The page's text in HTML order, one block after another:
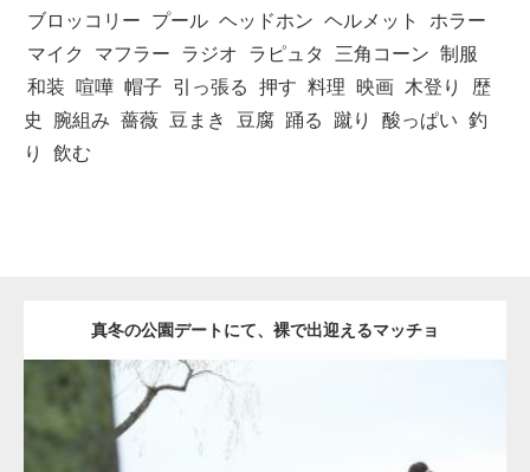
ブロッコリー
プール ヘッドホン ヘルメット
ホラー
マイク
マフラー ラジオ ラピュタ 三角コーン 制服
和装
喧嘩 帽子 引っ張る 押す 料理 映画 木登り
歴
史
腕組み 薔薇 豆まき 豆腐 踊る 蹴り 酸っぱい 釣
り
飲む
真冬の公園デートにて、裸で出迎えるマッチョ